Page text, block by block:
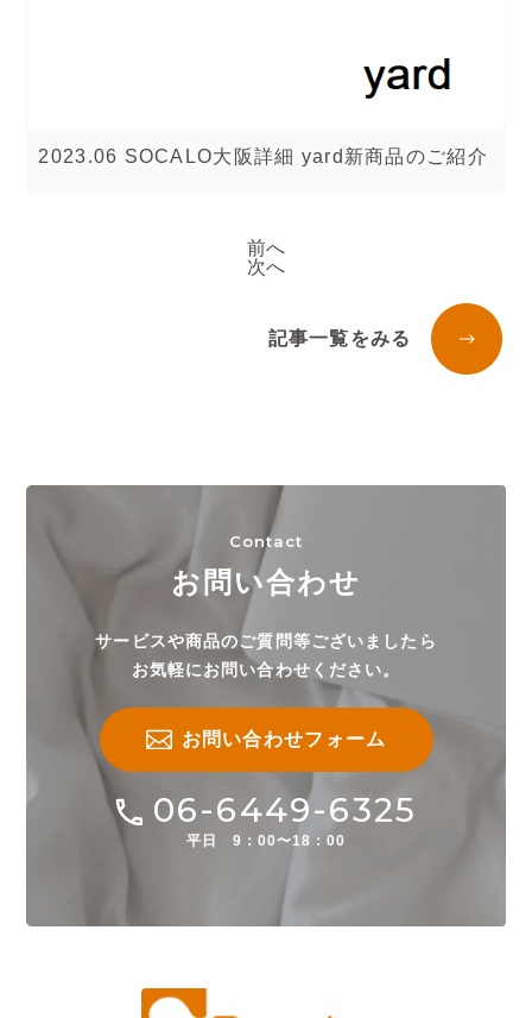
2023.06 SOCALO大阪詳細 yard新商品のご紹介
前へ
次へ
記事一覧をみる
Contact
お問い合わせ
サービスや商品のご質問等ございましたら
お気軽にお問い合わせください。
お問い合わせフォーム
06-6449-6325
平日 9：00〜18：00